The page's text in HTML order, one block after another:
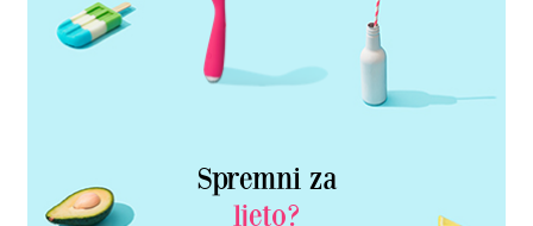
Spremni za
ljeto?